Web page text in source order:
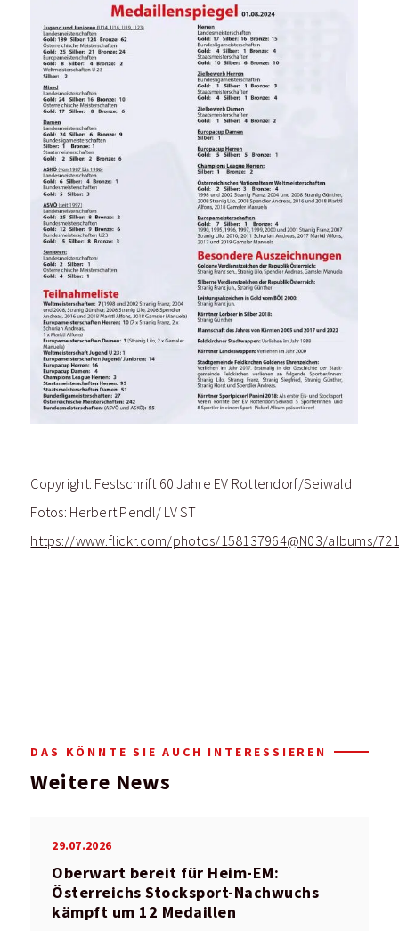
Copyright: Festschrift 60 Jahre EV Rottendorf/Seiwald
Fotos: Herbert Pendl/ LV ST
https://www.flickr.com/photos/158137964@N03/albums/
DAS KÖNNTE SIE AUCH INTERESSIEREN
Weitere News
29.07.2026
Oberwart bereit für Heim-EM:
Österreichs Stocksport-Nachwuchs
kämpft um 12 Medaillen